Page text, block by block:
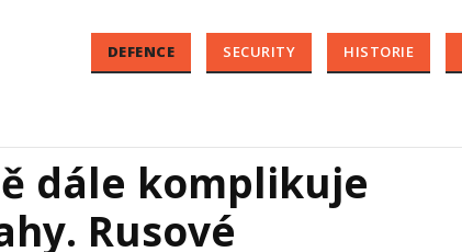
DEFENCE SECURITY HISTORIE
dále komplikuje
Rusové